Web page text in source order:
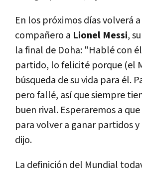
En los próximos días volverá
compañero a Lionel Messi,
la final de Doha: "Hablé con
partido, lo felicité porque (el
búsqueda de su vida para él.
pero fallé, así que siempre
buen rival. Esperaremos a
para volver a ganar partidos
dijo.
La definición del Mundial